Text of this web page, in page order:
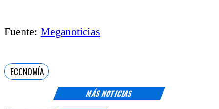
MÁS NOTICIAS
Fuente: Meganoticias
ECONOMÍA